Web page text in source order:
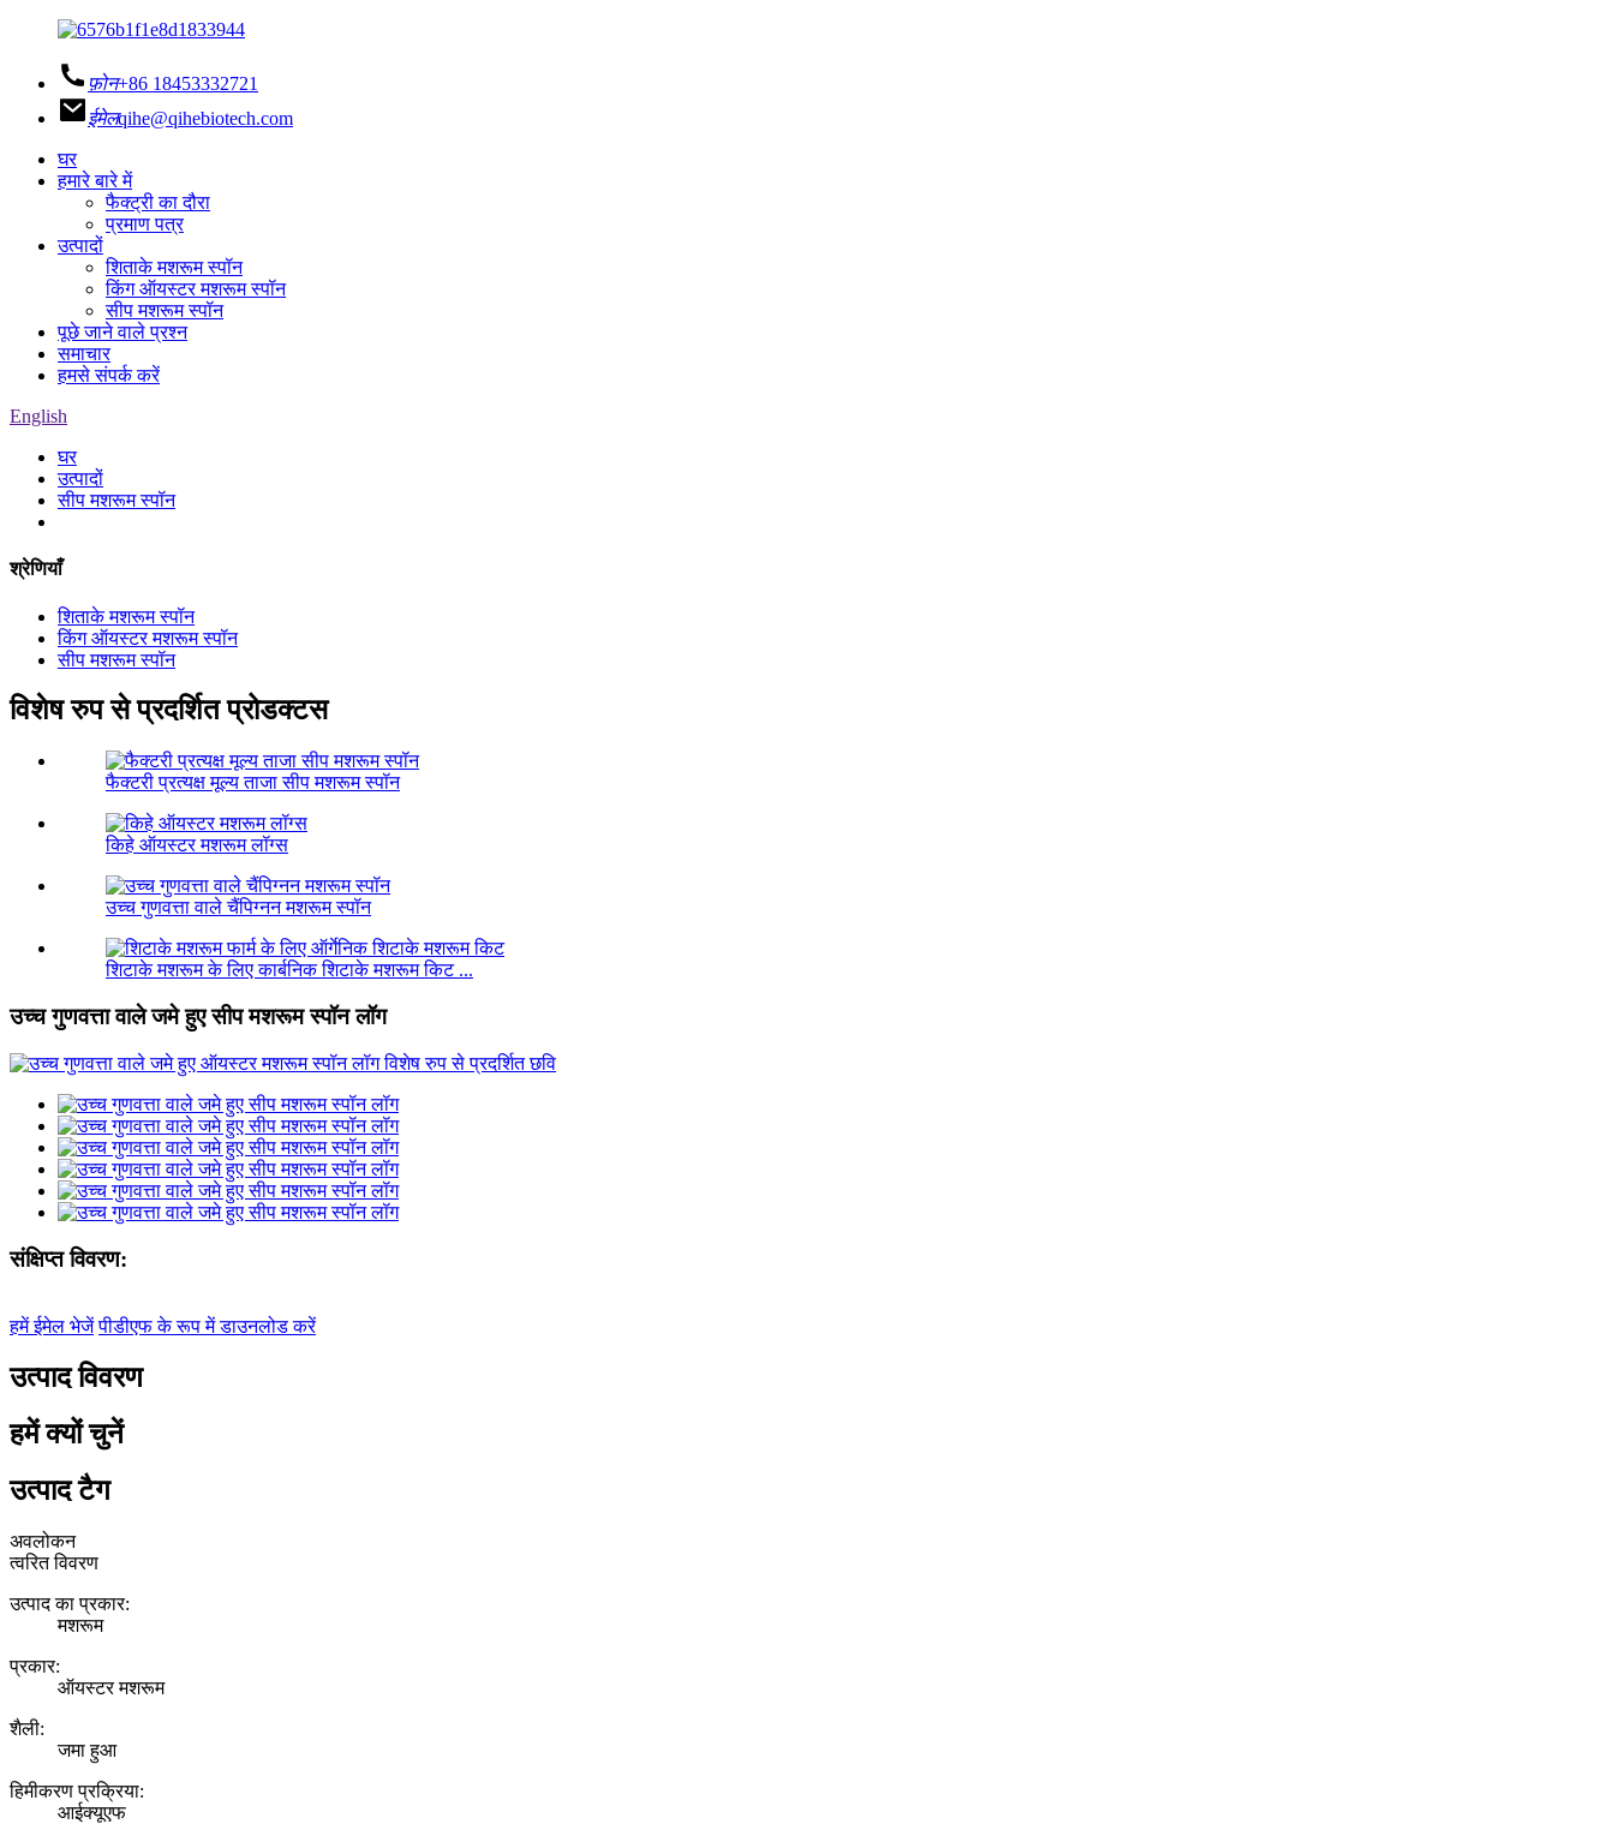
फ़ोन+86 18453332721
ईमेलqihe@qihebiotech.com
घर
हमारे बारे में
फैक्ट्री का दौरा
प्रमाण पत्र
उत्पादों
शिताके मशरूम स्पॉन
किंग ऑयस्टर मशरूम स्पॉन
सीप मशरूम स्पॉन
पूछे जाने वाले प्रश्न
समाचार
हमसे संपर्क करें
English
घर
उत्पादों
सीप मशरूम स्पॉन
श्रेणियाँ
शिताके मशरूम स्पॉन
किंग ऑयस्टर मशरूम स्पॉन
सीप मशरूम स्पॉन
विशेष रुप से प्रदर्शित प्रोडक्टस
फैक्टरी प्रत्यक्ष मूल्य ताजा सीप मशरूम स्पॉन
किहे ऑयस्टर मशरूम लॉग्स
उच्च गुणवत्ता वाले चैंपिग्नन मशरूम स्पॉन
शिटाके मशरूम के लिए कार्बनिक शिटाके मशरूम किट ...
उच्च गुणवत्ता वाले जमे हुए सीप मशरूम स्पॉन लॉग
संक्षिप्त विवरण:
हमें ईमेल भेजें पीडीएफ के रूप में डाउनलोड करें
उत्पाद विवरण
हमें क्यों चुनें
उत्पाद टैग
अवलोकन
त्वरित विवरण
उत्पाद का प्रकार:
मशरूम
प्रकार:
ऑयस्टर मशरूम
शैली:
जमा हुआ
हिमीकरण प्रक्रिया:
आईक्यूएफ